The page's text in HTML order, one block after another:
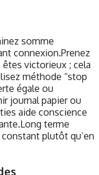
somme
connexion.Prenez
victorieux ; cela
méthode “stop
égale ou
journal papier ou
aide conscience
terme
plutôt qu’en